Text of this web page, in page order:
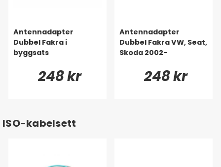
Antennadapter
Dubbel Fakra i
byggsats
248 kr
Antennadapter
Dubbel Fakra VW, Seat,
Skoda 2002-
248 kr
ISO-kabelsett